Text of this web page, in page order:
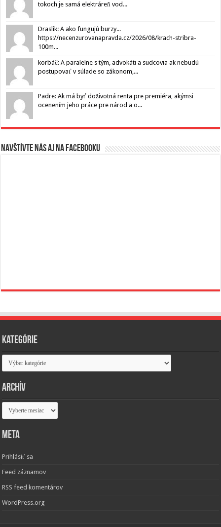
tokoch je samá elektráreň vod...
Draslik: A ako fungujú burzy...
https://necenzurovanapravda.cz/2026/08/krach-stribra-
100m...
korbáč: A paralelne s tým, advokáti a sudcovia ak nebudú
postupovať v súlade so zákonom,...
Padre: Ak má byť doživotná renta pre premiéra, akýmsi
ocenením jeho práce pre národ a o...
Navštívte nás aj na Facebooku
Kategórie
Kategórie
Archív
Archív
Meta
Prihlásiť sa
Feed záznamov
RSS feed komentárov
WordPress.org